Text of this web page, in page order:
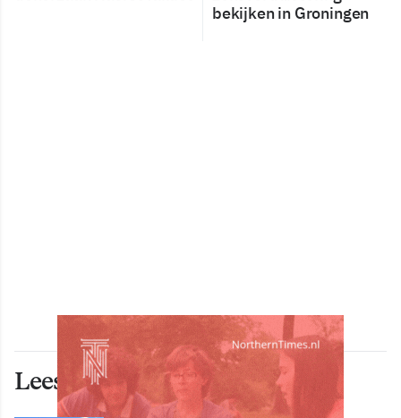
bekijken in Groningen
Lees ook deze artikelen